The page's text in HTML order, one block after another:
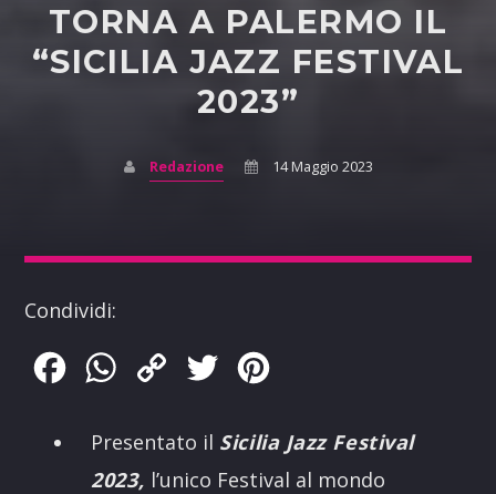
TORNA A PALERMO IL
“SICILIA JAZZ FESTIVAL
2023”
Redazione 14 Maggio 2023
Condividi:
FacebookWhatsApp
Copy
Twitter
Presentato il Sicilia Jazz Festival
2023, l’unico Festival al mondo